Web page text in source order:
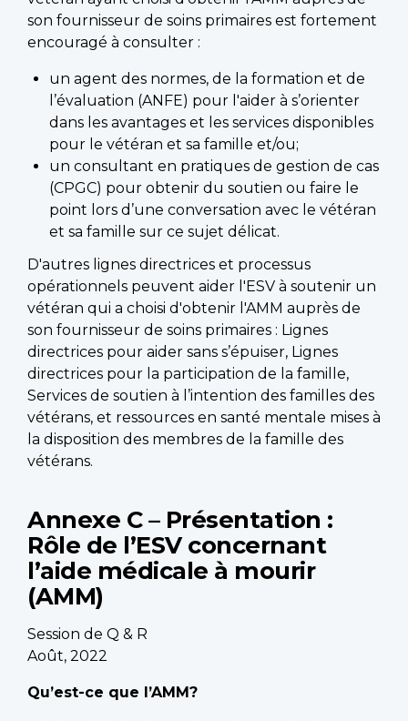
son fournisseur de soins primaires est fortement
encouragé à consulter :
un agent des normes, de la formation et de
l’évaluation (ANFE) pour l'aider à s’orienter
dans les avantages et les services disponibles
pour le vétéran et sa famille et/ou;
un consultant en pratiques de gestion de cas
(CPGC) pour obtenir du soutien ou faire le
point lors d’une conversation avec le vétéran
et sa famille sur ce sujet délicat.
D'autres lignes directrices et processus
opérationnels peuvent aider l'ESV à soutenir un
vétéran qui a choisi d'obtenir l'AMM auprès de
son fournisseur de soins primaires : Lignes
directrices pour aider sans s’épuiser, Lignes
directrices pour la participation de la famille,
Services de soutien à l’intention des familles des
vétérans, et ressources en santé mentale mises à
la disposition des membres de la famille des
vétérans.
Annexe C – Présentation :
Rôle de l’ESV concernant
l’aide médicale à mourir
(AMM)
Session de Q & R
Août, 2022
Qu’est-ce que l’AMM?